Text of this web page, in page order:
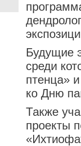
Будущие
среди
птенца»
ко Дню
Также
проекты